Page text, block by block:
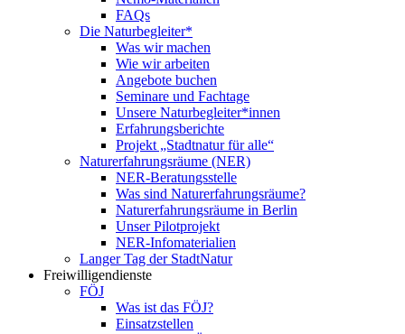
FAQs
Die Naturbegleiter*
Was wir machen
Wie wir arbeiten
Angebote buchen
Seminare und Fachtage
Unsere Naturbegleiter*innen
Erfahrungsberichte
Projekt „Stadtnatur für alle“
Naturerfahrungsräume (NER)
NER-Beratungsstelle
Was sind Naturerfahrungsräume?
Naturerfahrungsräume in Berlin
Unser Pilotprojekt
NER-Infomaterialien
Langer Tag der StadtNatur
Freiwilligendienste
FÖJ
Was ist das FÖJ?
Einsatzstellen